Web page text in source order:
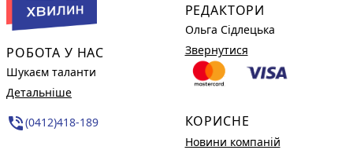
РОБОТА У НАС
Шукаєм таланти
Детальніше
phone_in_talk(0412)418-189
РЕДАКТОРИ
Ольга Сідлецька
Звернутися
КОРИСНЕ
Новини компаній